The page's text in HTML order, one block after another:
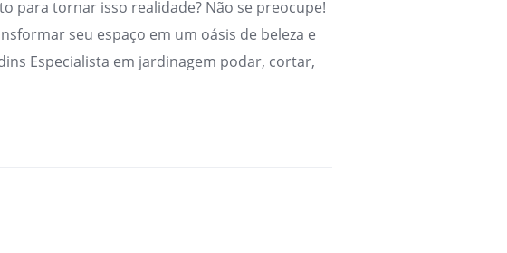
para tornar isso realidade? Não se preocupe!
seu espaço em um oásis de beleza e
Especialista em jardinagem podar, cortar,